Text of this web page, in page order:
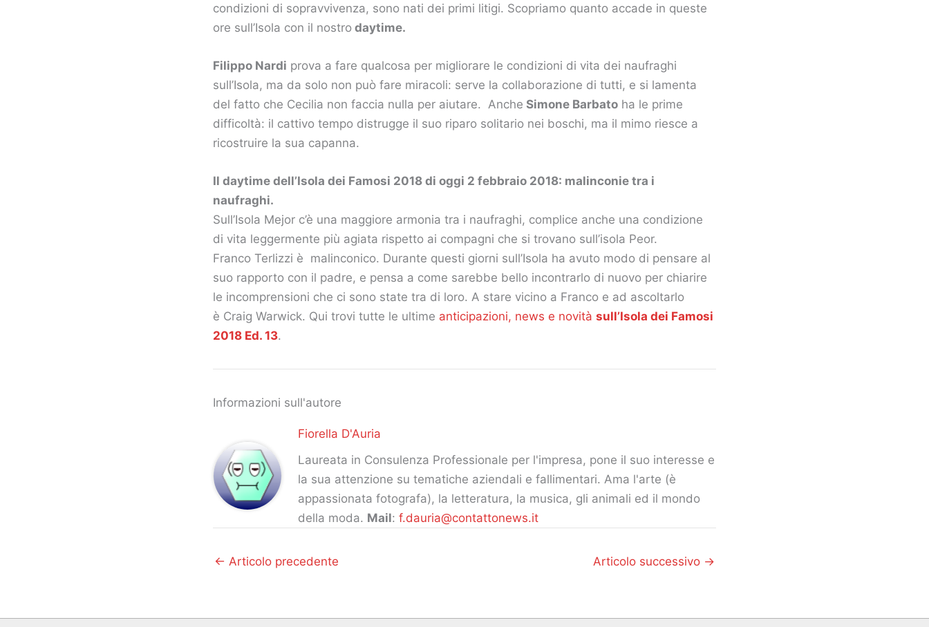
condizioni di sopravvivenza, sono nati dei primi litigi. Scopriamo quanto accade in queste
ore sull’Isola con il nostro daytime.
Filippo Nardi prova a fare qualcosa per migliorare le condizioni di vita dei naufraghi
sull’Isola, ma da solo non può fare miracoli: serve la collaborazione di tutti, e si lamenta
del fatto che Cecilia non faccia nulla per aiutare. Anche Simone Barbato ha le prime
difficoltà: il cattivo tempo distrugge il suo riparo solitario nei boschi, ma il mimo riesce a
ricostruire la sua capanna.
Il daytime dell’Isola dei Famosi 2018 di oggi 2 febbraio 2018: malinconie tra i
naufraghi.
Sull’Isola Mejor c’è una maggiore armonia tra i naufraghi, complice anche una condizione
di vita leggermente più agiata rispetto ai compagni che si trovano sull’isola Peor.
Franco Terlizzi è malinconico. Durante questi giorni sull’Isola ha avuto modo di pensare al
suo rapporto con il padre, e pensa a come sarebbe bello incontrarlo di nuovo per chiarire
le incomprensioni che ci sono state tra di loro. A stare vicino a Franco e ad ascoltarlo
è Craig Warwick. Qui trovi tutte le ultime anticipazioni, news e novità sull’Isola dei Famosi
2018 Ed. 13.
Informazioni sull'autore
Fiorella D'Auria
Laureata in Consulenza Professionale per l'impresa, pone il suo interesse e
la sua attenzione su tematiche aziendali e fallimentari. Ama l'arte (è
appassionata fotografa), la letteratura, la musica, gli animali ed il mondo
della moda. Mail: f.dauria@contattonews.it
← Articolo precedente Articolo successivo →